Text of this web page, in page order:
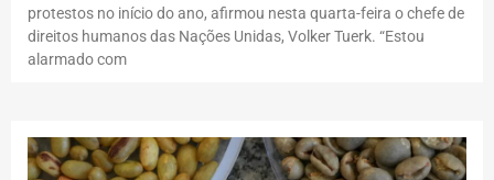
protestos no início do ano, afirmou nesta quarta-feira o chefe de
direitos humanos das Nações Unidas, Volker Tuerk. “Estou
alarmado com